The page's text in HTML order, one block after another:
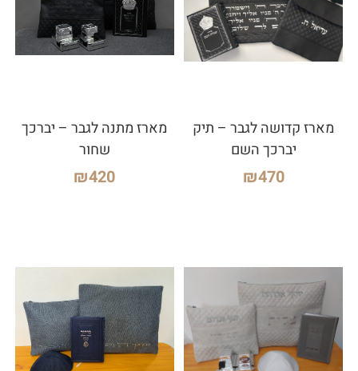
מארז קדושה לגבר – תיק
יברכך השם
₪470
מארז מתנה לגבר – יברכך
שחור
₪420